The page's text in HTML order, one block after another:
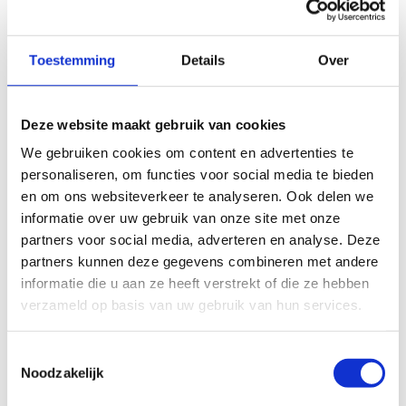
Toestemming Details Over
Deze website maakt gebruik van cookies
We gebruiken cookies om content en advertenties te
personaliseren, om functies voor social media te bieden
en om ons websiteverkeer te analyseren. Ook delen we
informatie over uw gebruik van onze site met onze
partners voor social media, adverteren en analyse. Deze
partners kunnen deze gegevens combineren met andere
informatie die u aan ze heeft verstrekt of die ze hebben
verzameld op basis van uw gebruik van hun services.
Noodzakelijk
blessurepreventie. Dit proces vereist nauwe
samenwerking tussen verschillende domeinen zoals
Deze masterclass focust op het belang van
interdisciplinaire samenwerking binnen het performance
support team en hoe gezamenlijke monitoring van
gezondheidsstatus, fysieke belasting en herstel kan
leiden tot datageïnformeerde beslissingen. Door beter te
begrijpenwatje meet,waaromje meet enhoeje die
informatie deelt binnen je team, kan je als coach of
expert sneller én preciezer bijsturen in het
ontwikkelings- & prestatietraject van de atleet.
BOIC, nodigen we enkele internationaal gerenommeerde
sprekers uit, die hun visie en expertise delen. Daarnaast